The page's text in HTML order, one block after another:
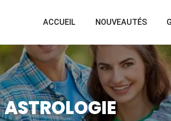
ACCUEIL NOUVEAUTÉS
ASTROLOGIE